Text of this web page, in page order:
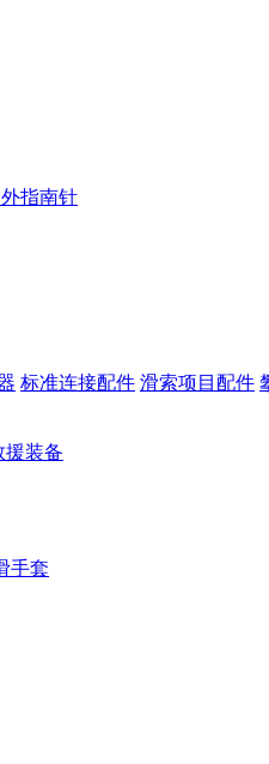
外指南针
标准连接配件 滑索项目配件
援装备
手套